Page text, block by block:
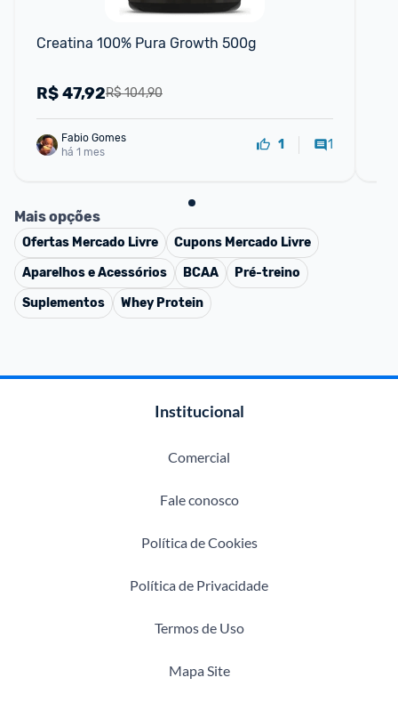
Creatina 100% Pura Growth 500g
R$ 104,90
R$47,92
Fabio Gomes
há 1 mes
1 1
Mais opções
Ofertas Mercado Livre Cupons Mercado Livre
Aparelhos e Acessórios
BCAA
Pré-treino
Suplementos
Whey Protein
Institucional
Comercial
Fale conosco
Política de Cookies
Política de Privacidade
Termos de Uso
Mapa Site